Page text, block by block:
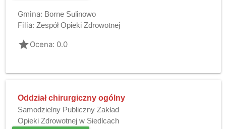
Gmina: Borne Sulinowo
Filia: Zespół Opieki Zdrowotnej
gradeOcena: 0.0
Oddział chirurgiczny ogólny
Samodzielny Publiczny Zakład
Opieki Zdrowotnej w Siedlcach